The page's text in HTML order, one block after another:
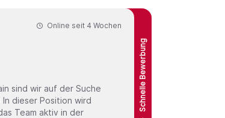
Schnelle Bewerbung
Online seit 4 Wochen
sind wir auf der Suche
Team aktiv in der